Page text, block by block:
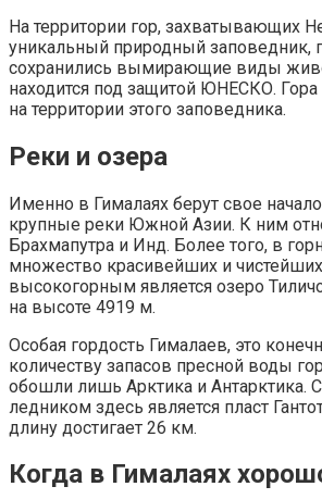
На территории гор, захватывающих
уникальный природный заповедник,
сохранились вымирающие виды
находится под защитой ЮНЕСКО. Гора
на территории этого заповедника.
Реки и озера
Именно в Гималаях берут свое
крупные реки Южной Азии. К ним
Брахмапутра и Инд. Более того, в
множество красивейших и
высокогорным является озеро
на высоте 4919 м.
Особая гордость Гималаев, это
количеству запасов пресной воды
обошли лишь Арктика и
ледником здесь является пласт
длину достигает 26 км.
Когда в Гималаях